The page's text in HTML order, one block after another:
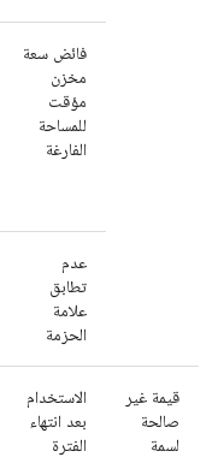
فائض سعة
مخزن
مؤقت
للمساحة
الفارغة
عدم
تطابق
علامة
الحزمة
قيمة غير
صالحة
لسمة
الاستخدام
بعد انتهاء
الفترة